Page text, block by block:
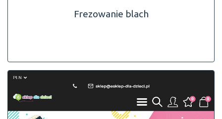
Frezowanie blach